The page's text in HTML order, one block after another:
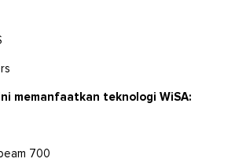
memanfaatkan teknologi WiSA:
700